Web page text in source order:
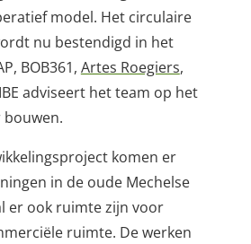
model. Het circulaire
nu bestendigd in het
BOB361, Artes Roegiers,
adviseert het team op het
bouwen.
komen er
in de oude Mechelse
er ook ruimte zijn voor
ruimte. De werken